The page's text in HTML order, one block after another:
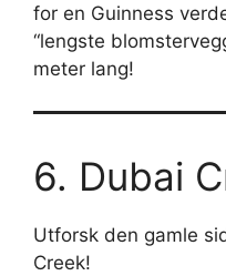
for en Guinness
“lengste
meter lang!
6. Dubai
Utforsk den gamle
Creek!